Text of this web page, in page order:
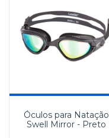
Óculos para Natação
Swell Mirror - Preto